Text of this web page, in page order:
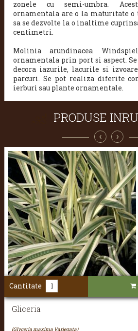
zonele cu semi-umbra.
ornamentala are o la maturitate o
sa se dezvolte la o inaltime
centimetri.
Molinia arundinacea
ornamentala prin port si aspect.
decora iazurile, lacurile si
parcuri. Se pot realiza diferite
ierburi sau plante ornamentale.
PRODUSE
‹ ›
Gliceria
(Glyceria maxima Variegata)
Cantitate